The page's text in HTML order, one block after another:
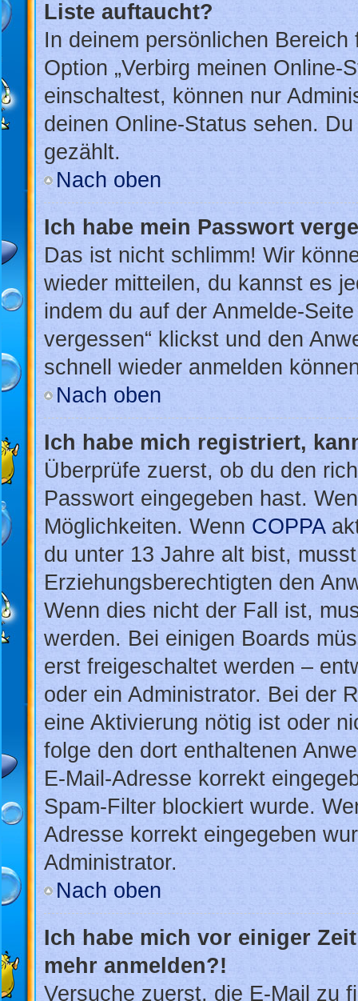
Liste auftaucht?
In deinem persönlichen
Option „Verbirg meinen Online-
einschaltest, können nur
deinen Online-Status sehen.
gezählt.
Nach oben
Ich habe mein Passwort
Das ist nicht schlimm! Wir
wieder mitteilen, du kannst es
indem du auf der Anmelde-
vergessen“ klickst und den
schnell wieder anmelden
Nach oben
Ich habe mich registriert,
Überprüfe zuerst, ob du den
Passwort eingegeben hast.
Möglichkeiten. Wenn COPPA
du unter 13 Jahre alt bist,
Erziehungsberechtigten den
Wenn dies nicht der Fall ist,
werden. Bei einigen Boards
erst freigeschaltet werden –
oder ein Administrator. Bei der
eine Aktivierung nötig ist oder
folge den dort enthaltenen
E-Mail-Adresse korrekt
Spam-Filter blockiert wurde.
Adresse korrekt eingegeben
Administrator.
Nach oben
Ich habe mich vor einiger
mehr anmelden?!
Versuche zuerst, die E-Mail zu